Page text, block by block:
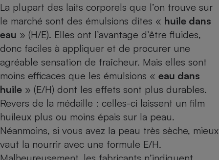
La plupart des laits corporels que l’on trouve sur
le marché sont des émulsions dites « huile dans
eau » (H/E). Elles ont l’avantage d’être fluides,
donc faciles à appliquer et de procurer une
agréable sensation de fraîcheur. Mais elles sont
moins efficaces que les émulsions « eau dans
huile » (E/H) dont les effets sont plus durables.
Revers de la médaille : celles-ci laissent un film
huileux plus ou moins épais sur la peau.
Néanmoins, si vous avez la peau très sèche, mieux
vaut la nourrir avec une formule E/H.